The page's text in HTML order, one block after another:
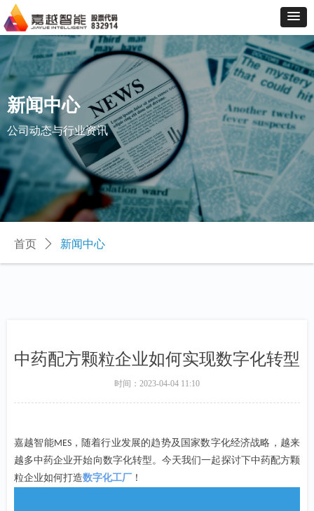
中药配方颗粒企业如何实现数字化转型
时间： 2023-04-04 11:10
嘉越智能MES，随着行业发展的趋势及国家数字化经济战略，越来
越多中药企业开始向数字化转型。今天我们一起探讨下中药配方颗
粒企业如何打造数字化工厂 ！
首页 ꄲ 新闻中心
新闻中心
公司动态与行业资讯